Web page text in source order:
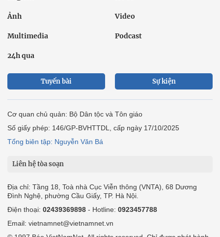
Ảnh Video
Multimedia Podcast
24h qua
Tuyến bài Sự kiện
Cơ quan chủ quản: Bộ Dân tộc và Tôn giáo
Số giấy phép: 146/GP-BVHTTDL, cấp ngày 17/10/2025
Tổng biên tập: Nguyễn Văn Bá
Liên hệ tòa soạn
Địa chỉ: Tầng 18, Toà nhà Cục Viễn thông (VNTA), 68 Dương
Đình Nghệ, phường Cầu Giấy, TP. Hà Nội.
Điện thoại: 02439369898 - Hotline: 0923457788
Email: vietnamnet@vietnamnet.vn